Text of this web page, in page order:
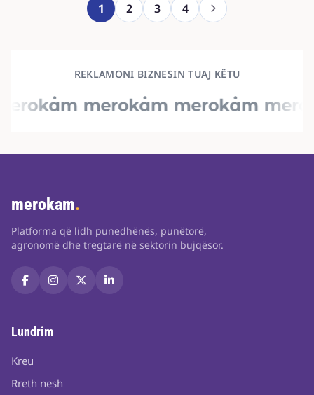
1 2 3 4
REKLAMONI BIZNESIN TUAJ KËTU
merokam.
Platforma që lidh punëdhënës, punëtorë,
agronomë dhe tregtarë në sektorin bujqësor.
Lundrim
Kreu
Rreth nesh